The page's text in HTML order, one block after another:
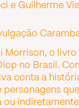
e Guilherme
Morrison, o
no Brasil.
conta a
personagens
ou